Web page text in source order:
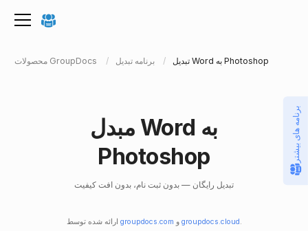
محصولات GroupDocs برنامه تبدیل تبدیل Word به Photoshop
مبدل Word به
Photoshop
تبدیل رایگان — بدون ثبت نام، بدون افت کیفیت
groupdocs.com و groupdocs.cloud .
برنامه های بیشتر